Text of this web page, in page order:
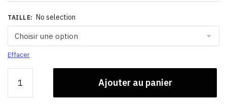
TAILLE: No selection
Effacer
Béret
Ajouter au panier